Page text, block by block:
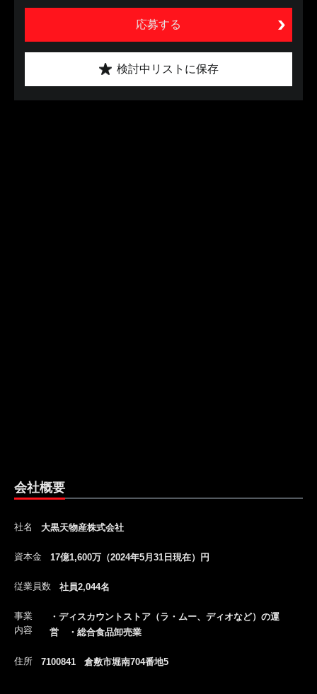
応募する
検討中リストに保存
会社概要
社名 大黒天物産株式会社
資本金 17億1,600万（2024年5月31日現在）円
従業員数 社員2,044名
事業
内容
・ディスカウントストア（ラ・ムー、ディオなど）の運
営 ・総合食品卸売業
住所 7100841 倉敷市堀南704番地5